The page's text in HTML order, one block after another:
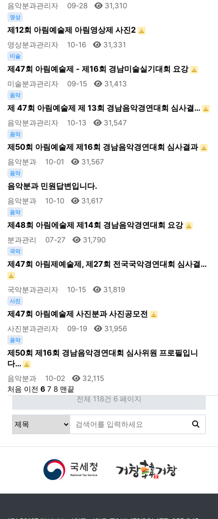
음악분과관리자 09-28 31,310
영상
제12회 아림예술제 아림영상제 사진2
영상분과관리자 10-16 31,331
미술
제47회 아림예술제 - 제16회 경남미술실기대회 요강
미술분과관리자 09-15 31,413
음악
제 47회 아림예술제 제 13회 경남음악경연대회 심사결…
음악분과관리자 10-13 31,547
음악
제50회 아림예술제 제16회 경남음악경연대회 심사결과
음악분과 10-01 31,567
음악
음악분과 민원답변입니다.
음악분과 10-10 31,617
음악
제48회 아림에술제 제14회 경남음악경연대회 요강
분과관리 07-27 31,790
국악
제47회 아림제예술제, 제27회 전국국악경연대회 심사결…
국악분과관리자 10-15 31,819
사진
제47회 아림예술제 사진분과 사진공모전
사진분과관리자 09-19 31,956
음악
제50회 제16회 경남음악경연대회 심사위원 프로필입니
다…
음악분과 10-02
32,115
처음 이전 6 7 8 맨끝
전체 118건 6 페이지